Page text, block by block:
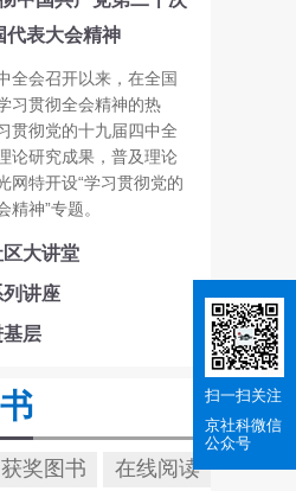
代表大会精神
全会召开以来，在全国
习贯彻全会精神的热
贯彻党的十九届四中全
论研究成果，普及理论
网特开设“学习贯彻党的
神”专题。
区大讲堂
列讲座
基层
获奖图书 在线阅读
扫一扫关注
京社科微信
公众号